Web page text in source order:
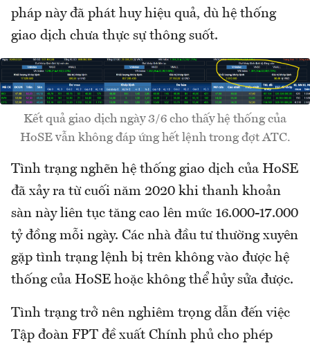
pháp này đã phát huy hiệu quả, dù hệ thống
giao dịch chưa thực sự thông suốt.
Kết quả giao dịch ngày 3/6 cho thấy hệ thống của
HoSE vẫn không đáp ứng hết lệnh trong đợt ATC.
Tình trạng nghẽn hệ thống giao dịch của HoSE
đã xảy ra từ cuối năm 2020 khi thanh khoản
sàn này liên tục tăng cao lên mức 16.000-17.000
tỷ đồng mỗi ngày. Các nhà đầu tư thường xuyên
gặp tình trạng lệnh bị trên không vào được hệ
thống của HoSE hoặc không thể hủy sửa được.
Tình trạng trở nên nghiêm trọng dẫn đến việc
Tập đoàn FPT đề xuất Chính phủ cho phép